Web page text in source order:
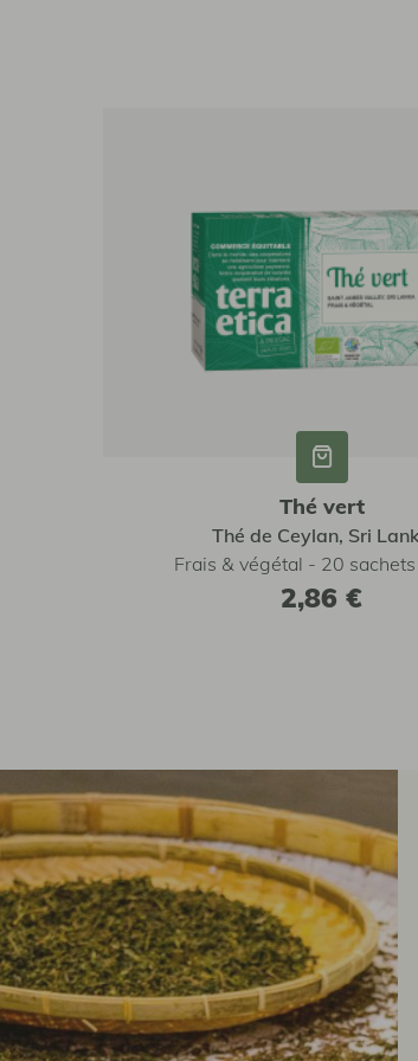
Thé vert
Thé de Ceylan, Sri
Frais & végétal - 20
2,86 €